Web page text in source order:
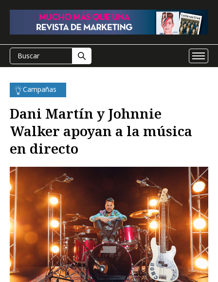
Campañas
Dani Martín y Johnnie
Walker apoyan a la música
en directo